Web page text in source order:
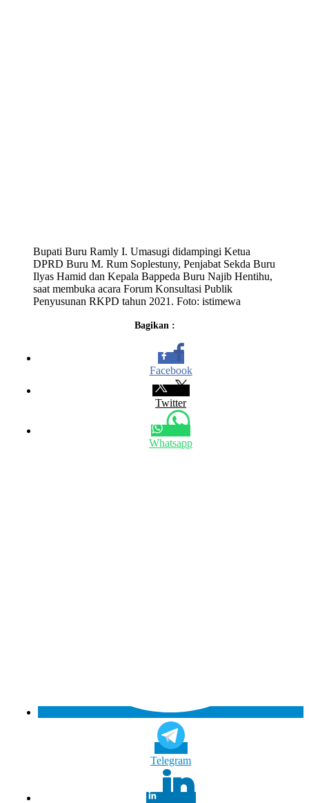
Bupati Buru Ramly I. Umasugi didampingi Ketua
DPRD Buru M. Rum Soplestuny, Penjabat Sekda Buru
Ilyas Hamid dan Kepala Bappeda Buru Najib Hentihu,
saat membuka acara Forum Konsultasi Publik
Penyusunan RKPD tahun 2021. Foto: istimewa
Bagikan :
Facebook
Twitter
Whatsapp
Telegram